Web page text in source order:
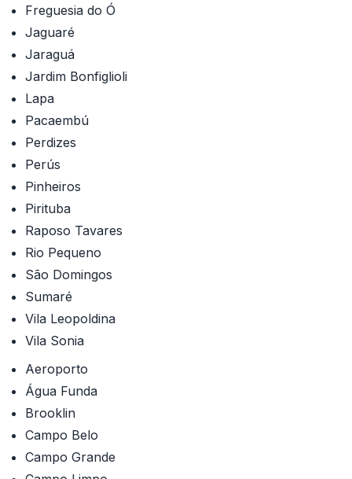
Freguesia do Ó
Jaguaré
Jaraguá
Jardim Bonfiglioli
Lapa
Pacaembú
Perdizes
Perús
Pinheiros
Pirituba
Raposo Tavares
Rio Pequeno
São Domingos
Sumaré
Vila Leopoldina
Vila Sonia
Aeroporto
Água Funda
Brooklin
Campo Belo
Campo Grande